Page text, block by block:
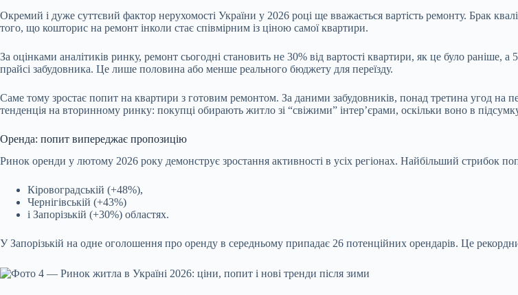
Окремий і дуже суттєвий фактор нерухомості України у 2026 році ще вважається вартість ремонту. Брак
того, що кошторис на ремонт інколи стає співмірним із ціною самої квартири.
За оцінками аналітиків ринку, ремонт сьогодні становить не 30% від вартості квартири, як це було
прайсі забудовника. Це лише половина або менше реального бюджету для переїзду.
Саме тому зростає попит на квартири з готовим ремонтом. За даними забудовників, понад третина угод
тенденція на вторинному ринку: покупці обирають житло зі “свіжими” інтер’єрами, оскільки воно в
Оренда: попит випереджає пропозицію
Ринок оренди у лютому 2026 року демонструє зростання активності в усіх регіонах. Найбільший стрибок
Кіровоградській (+48%),
Чернігівській (+43%)
і Запорізькій (+30%) областях.
У Запорізькій на одне оголошення про оренду в середньому припадає 26 потенційних орендарів. Це